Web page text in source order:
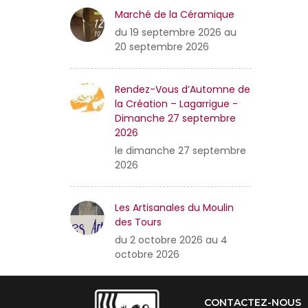
Marché de la Céramique
du 19 septembre 2026 au
20 septembre 2026
Rendez-Vous d’Automne de
la Création – Lagarrigue -
Dimanche 27 septembre
2026
le dimanche 27 septembre
2026
Les Artisanales du Moulin
des Tours
du 2 octobre 2026 au 4
octobre 2026
CONTACTEZ-NOUS